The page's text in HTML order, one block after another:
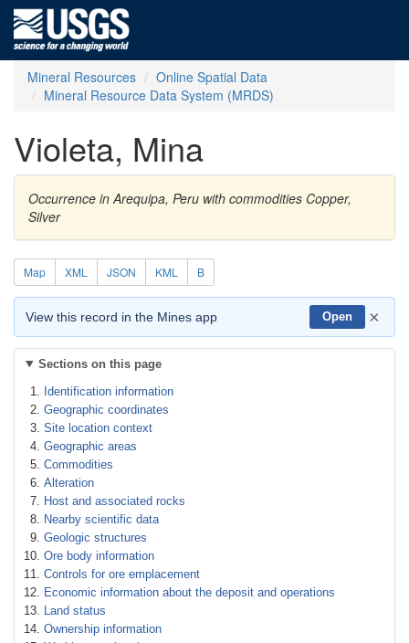
Mineral Resources
Online Spatial Data
Mineral Resource Data System (MRDS)
Violeta, Mina
Occurrence in Arequipa, Peru with commodities Copper,
Silver
Map XML JSON KML B
View this record in the Mines app Open ×
Sections on this page
Identification information
Geographic coordinates
Site location context
Geographic areas
Commodities
Alteration
Host and associated rocks
Nearby scientific data
Geologic structures
Ore body information
Controls for ore emplacement
Economic information about the deposit and operations
Land status
Ownership information